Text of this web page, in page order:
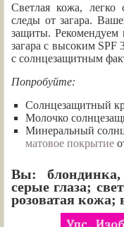
Светлая кожа, легко
следы от загара.
защиты. Рекомендуем
загара с высоким SPF
с солнцезащитным
Попробуйте:
Солнцезащитный
Молочко
Минеральный
матовое покрытие
Вы:
серые глаза;
розоватая кожа;